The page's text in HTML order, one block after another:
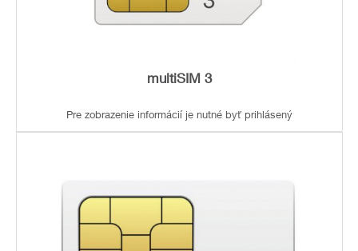
multiSIM 3
Pre zobrazenie informácií je nutné byť prihlásený